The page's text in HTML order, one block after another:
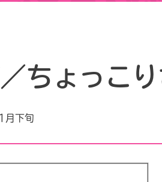
ちょっこ
下旬